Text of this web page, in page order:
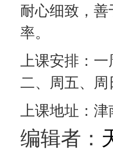
耐心细致，
率。
上课安排：
二、周五、周
上课地址：
编辑者：